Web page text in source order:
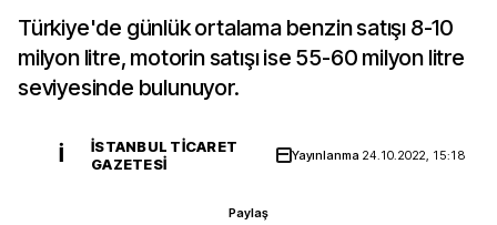
Türkiye'de günlük ortalama benzin satışı 8-10
milyon litre, motorin satışı ise 55-60 milyon litre
seviyesinde bulunuyor.
İ
İSTANBUL TICARET
GAZETESI
Yayınlanma 24.10.2022, 15:18
Paylaş